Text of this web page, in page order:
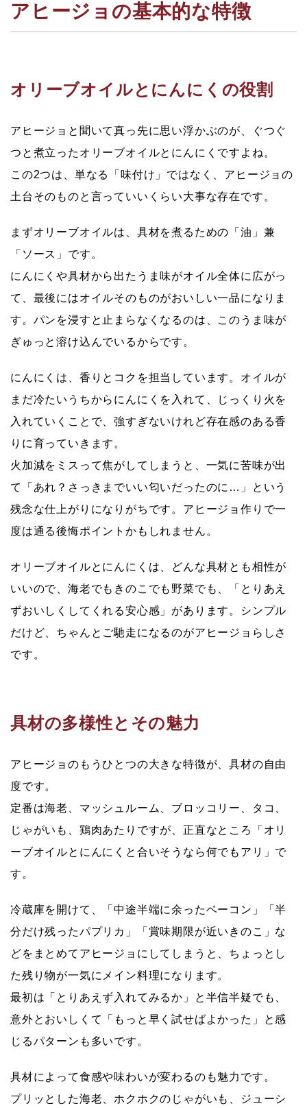
アヒージョの基本的な特徴
オリーブオイルとにんにくの役割
アヒージョと聞いて真っ先に思い浮かぶのが、ぐつぐ
つと煮立ったオリーブオイルとにんにくですよね。
この2つは、単なる「味付け」ではなく、アヒージョの
土台そのものと言っていいくらい大事な存在です。
まずオリーブオイルは、具材を煮るための「油」兼
「ソース」です。
にんにくや具材から出たうま味がオイル全体に広がっ
て、最後にはオイルそのものがおいしい一品になりま
す。パンを浸すと止まらなくなるのは、このうま味が
ぎゅっと溶け込んでいるからです。
にんにくは、香りとコクを担当しています。オイルが
まだ冷たいうちからにんにくを入れて、じっくり火を
入れていくことで、強すぎないけれど存在感のある香
りに育っていきます。
火加減をミスって焦がしてしまうと、一気に苦味が出
て「あれ？さっきまでいい匂いだったのに…」という
残念な仕上がりになりがちです。アヒージョ作りで一
度は通る後悔ポイントかもしれません。
オリーブオイルとにんにくは、どんな具材とも相性が
いいので、海老でもきのこでも野菜でも、
「とりあえ
ずおいしくしてくれる安心感」 があります。シンプル
だけど、ちゃんとご馳走になるのがアヒージョらしさ
です。
具材の多様性とその魅力
アヒージョのもうひとつの大きな特徴が、具材の自由
度です。
定番は海老、マッシュルーム、ブロッコリー、タコ、
じゃがいも、鶏肉あたりですが、正直なところ「オリ
ーブオイルとにんにくと合いそうなら何でもアリ」で
す。
冷蔵庫を開けて、「中途半端に余ったベーコン」「半
分だけ残ったパプリカ」「賞味期限が近いきのこ」な
どをまとめてアヒージョにしてしまうと、 ちょっとし
た残り物が一気にメイン料理になります。
最初は「とりあえず入れてみるか」と半信半疑でも、
意外とおいしくて「もっと早く試せばよかった」と感
じるパターンも多いです。
具材によって食感や味わいが変わるのも魅力です。
プリッとした海老、ホクホクのじゃがいも、ジューシ